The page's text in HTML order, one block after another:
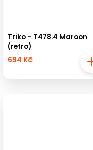
Triko - T478.4 Maroon
(retro)
694 Kč